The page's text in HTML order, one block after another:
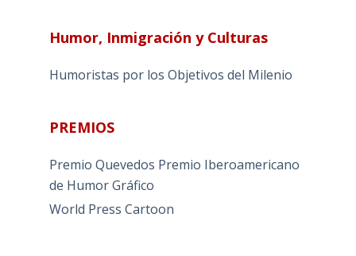
Humor, Inmigración y Culturas
Humoristas por los Objetivos del Milenio
PREMIOS
Premio Quevedos Premio Iberoamericano
de Humor Gráfico
World Press Cartoon